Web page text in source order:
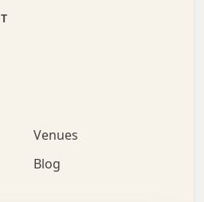
.   :   .   .   .   .   .
+   .   .   .   .   .   o
.   .   .   .   .   .   .
.   .   .   .   .   +   .
x   .   .   .   .   .   .
.   o   .   .   .   .
.   .   .   .   :   .   x
Venues
Blog